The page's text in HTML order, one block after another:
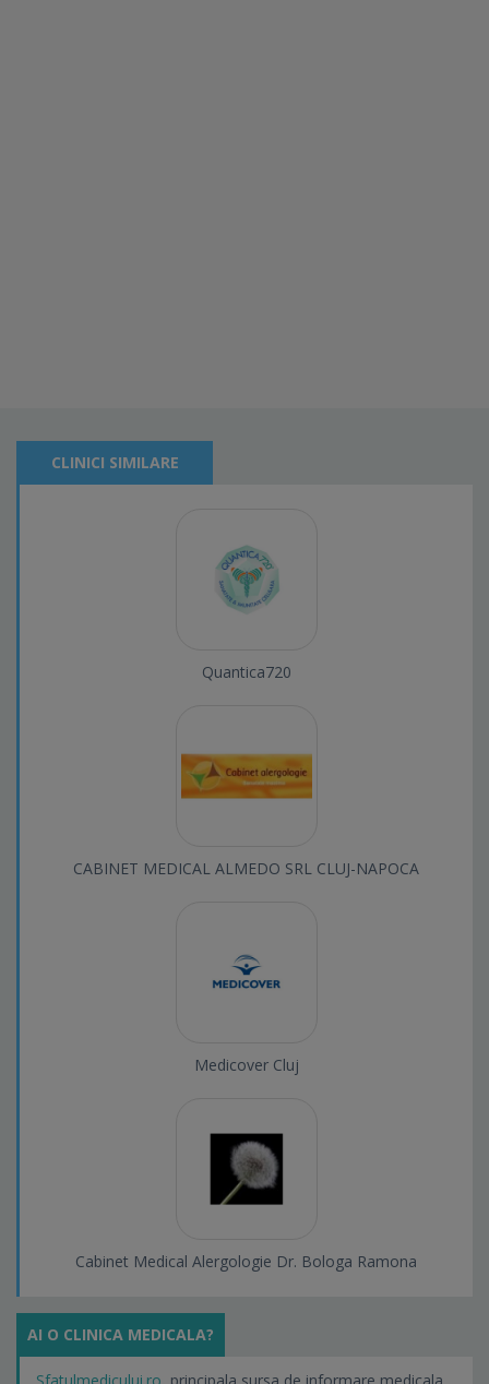
CLINICI SIMILARE
Quantica720
CABINET MEDICAL ALMEDO SRL CLUJ-NAPOCA
Medicover Cluj
Cabinet Medical Alergologie Dr. Bologa Ramona
AI O CLINICA MEDICALA?